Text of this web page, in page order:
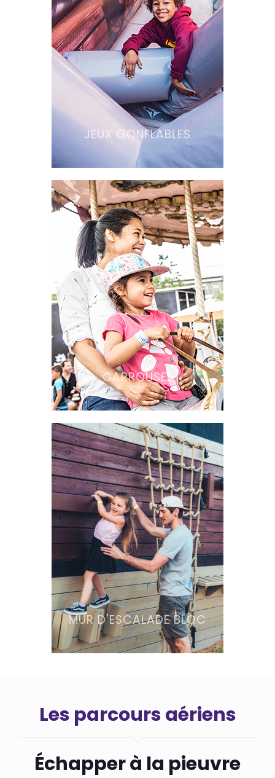
JEUX GONFLABLES
CARROUSEL
MUR D'ESCALADE BLOC
Les parcours aériens
Échapper à la pieuvre